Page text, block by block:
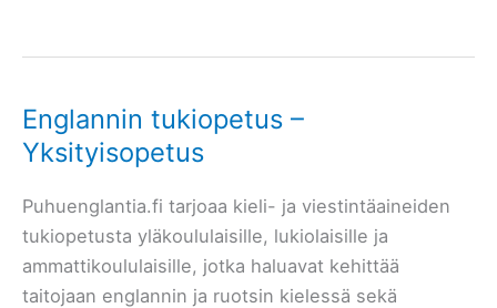
englantia
Englannin tukiopetus –
Yksityisopetus
Puhuenglantia.fi tarjoaa kieli- ja viestintäaineiden
tukiopetusta yläkoululaisille, lukiolaisille ja
ammattikoululaisille, jotka haluavat kehittää
taitojaan englannin ja ruotsin kielessä sekä